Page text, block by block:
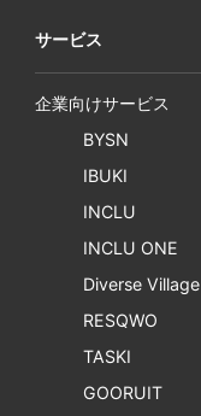
サービス
企業向けサービス
BYSN
IBUKI
INCLU
INCLU ONE
Diverse Village
RESQWO
TASKI
GOORUIT